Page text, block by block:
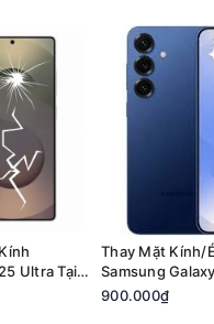
Ultra Tại
| Bảo
Thay Mặt Kính/
Samsung
Quận 2, Tp. Thủ
900.000₫